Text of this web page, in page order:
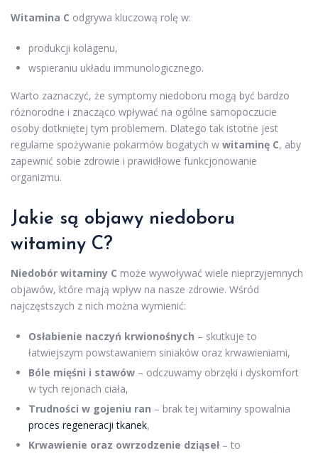
Witamina C odgrywa kluczową rolę w:
produkcji kolagenu,
wspieraniu układu immunologicznego.
Warto zaznaczyć, że symptomy niedoboru mogą być bardzo
różnorodne i znacząco wpływać na ogólne samopoczucie
osoby dotkniętej tym problemem. Dlatego tak istotne jest
regularne spożywanie pokarmów bogatych w witaminę C, aby
zapewnić sobie zdrowie i prawidłowe funkcjonowanie
organizmu.
Jakie są objawy niedoboru
witaminy C?
Niedobór witaminy C może wywoływać wiele nieprzyjemnych
objawów, które mają wpływ na nasze zdrowie. Wśród
najczęstszych z nich można wymienić:
Osłabienie naczyń krwionośnych – skutkuje to
łatwiejszym powstawaniem siniaków oraz krwawieniami,
Bóle mięśni i stawów – odczuwamy obrzęki i dyskomfort
w tych rejonach ciała,
Trudności w gojeniu ran – brak tej witaminy spowalnia
proces regeneracji tkanek,
Krwawienie oraz owrzodzenie dziąseł– to